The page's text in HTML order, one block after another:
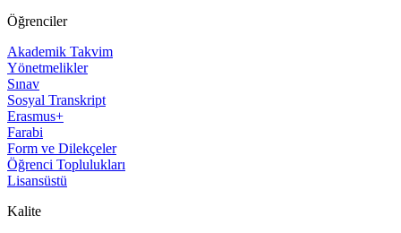
Öğrenciler
Akademik Takvim
Yönetmelikler
Sınav
Sosyal Transkript
Erasmus+
Farabi
Form ve Dilekçeler
Öğrenci Toplulukları
Lisansüstü
Kalite